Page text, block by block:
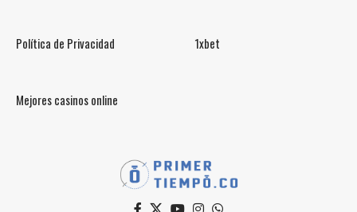
Política de Privacidad 1xbet
Mejores casinos online